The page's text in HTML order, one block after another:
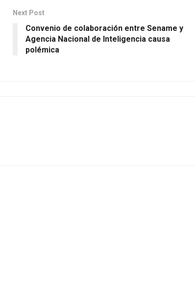
Next Post
Convenio de colaboración entre Sename y
Agencia Nacional de Inteligencia causa
polémica